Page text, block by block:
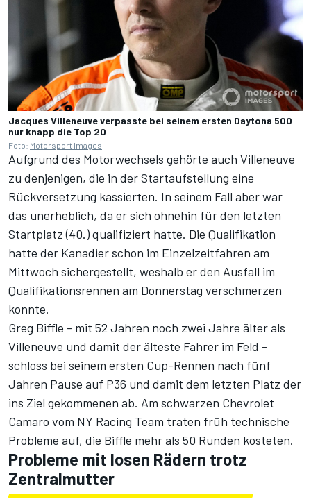
Jacques Villeneuve verpasste bei seinem ersten Daytona 500
nur knapp die Top 20
Foto: Motorsport Images
Aufgrund des Motorwechsels gehörte auch Villeneuve
zu denjenigen, die in der Startaufstellung eine
Rückversetzung kassierten. In seinem Fall aber war
das unerheblich, da er sich ohnehin für den letzten
Startplatz (40.) qualifiziert hatte. Die Qualifikation
hatte der Kanadier schon im Einzelzeitfahren am
Mittwoch sichergestellt, weshalb er den Ausfall im
Qualifikationsrennen am Donnerstag verschmerzen
konnte.
Greg Biffle - mit 52 Jahren noch zwei Jahre älter als
Villeneuve und damit der älteste Fahrer im Feld -
schloss bei seinem ersten Cup-Rennen nach fünf
Jahren Pause auf P36 und damit dem letzten Platz der
ins Ziel gekommenen ab. Am schwarzen Chevrolet
Camaro vom NY Racing Team traten früh technische
Probleme auf, die Biffle mehr als 50 Runden kosteten.
Probleme mit losen Rädern trotz
Zentralmutter